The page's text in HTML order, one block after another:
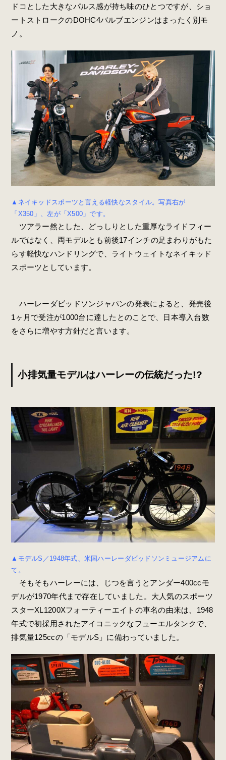
ドコとした大きなパルス感が持ち味のひとつですが、ショ
ートストロークのDOHC4バルブエンジンはまったく別モ
ノ。
▲ネイキッドスポーツと言える軽快なスタイル。写真右が
「X350」、左が「X500」です。
ツアラー然とした、どっしりとした重厚なライドフィー
ルではなく、両モデルとも前後17インチの足まわりがもた
らす軽快なハンドリングで、ライトウェイトなネイキッド
スポーツとしています。
ハーレーダビッドソンジャパンの発表によると、発売後
1ヶ月で受注が1000台に達したとのことで、日本導入台数
をさらに増やす方針だと言います。
小排気量モデルはハーレーの伝統だった!?
▲モデルS／1948年式、米国ハーレーダビッドソンミュージアムに
て。
そもそもハーレーには、じつを言うとアンダー400ccモ
デルが1970年代まで存在していました。大人気のスポーツ
スターXL1200Xフォーティーエイトの車名の由来は、1948
年式で初採用されたアイコニックなフューエルタンクで、
排気量125ccの「モデルS」に備わっていました。